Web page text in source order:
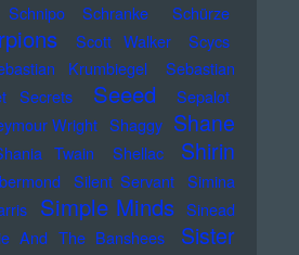
Schnipo Schranke Schürze
Scott Walker
Scycs
Krumbiegel
Sebastian
Secrets Seeed Sepalot
Wright Shaggy Shane
Twain Shellac
Shirin
Silent Servant Simina
Simple Minds Sinead
And The Banshees
Sister